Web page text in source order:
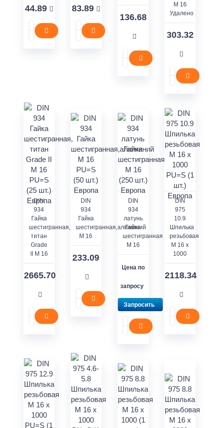
44.89 83.89
136.68
M 16
Удалено
303.32
DIN
934
Гайка
шестигранная,
титан
Grade
II M 16
2665.70
DIN
934
Гайка
шестигранная,алюминий
M 16
233.09
DIN
934
латунь
Гайка
шестигранная
M 16
Цена по
запросу
Запросить
DIN
975
10.9
Шпилька
резьбовая
M 16 x
1000
2118.34